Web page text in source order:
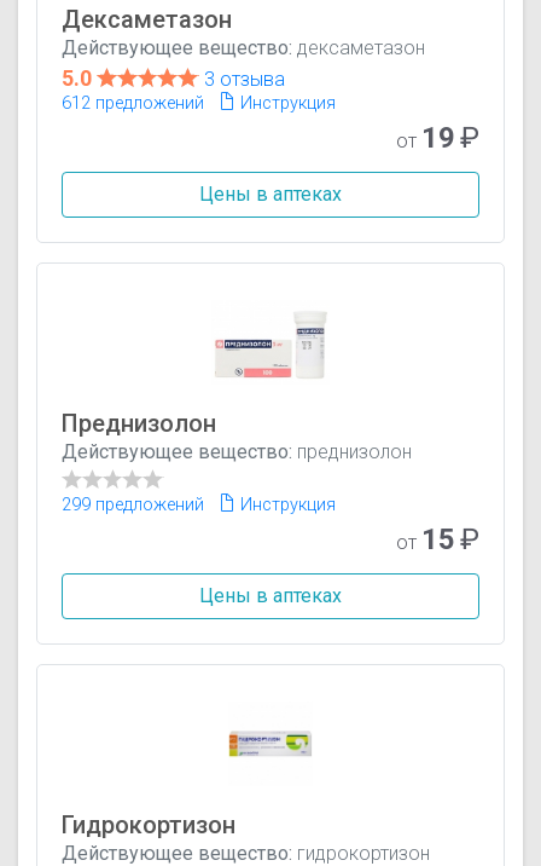
Дексаметазон
Действующее вещество: дексаметазон
5.0 3 отзыва
612 предложений Инструкция
от 19₽
Цены в аптеках
Преднизолон
Действующее вещество: преднизолон
299 предложений Инструкция
от 15₽
Цены в аптеках
Гидрокортизон
Действующее вещество: гидрокортизон